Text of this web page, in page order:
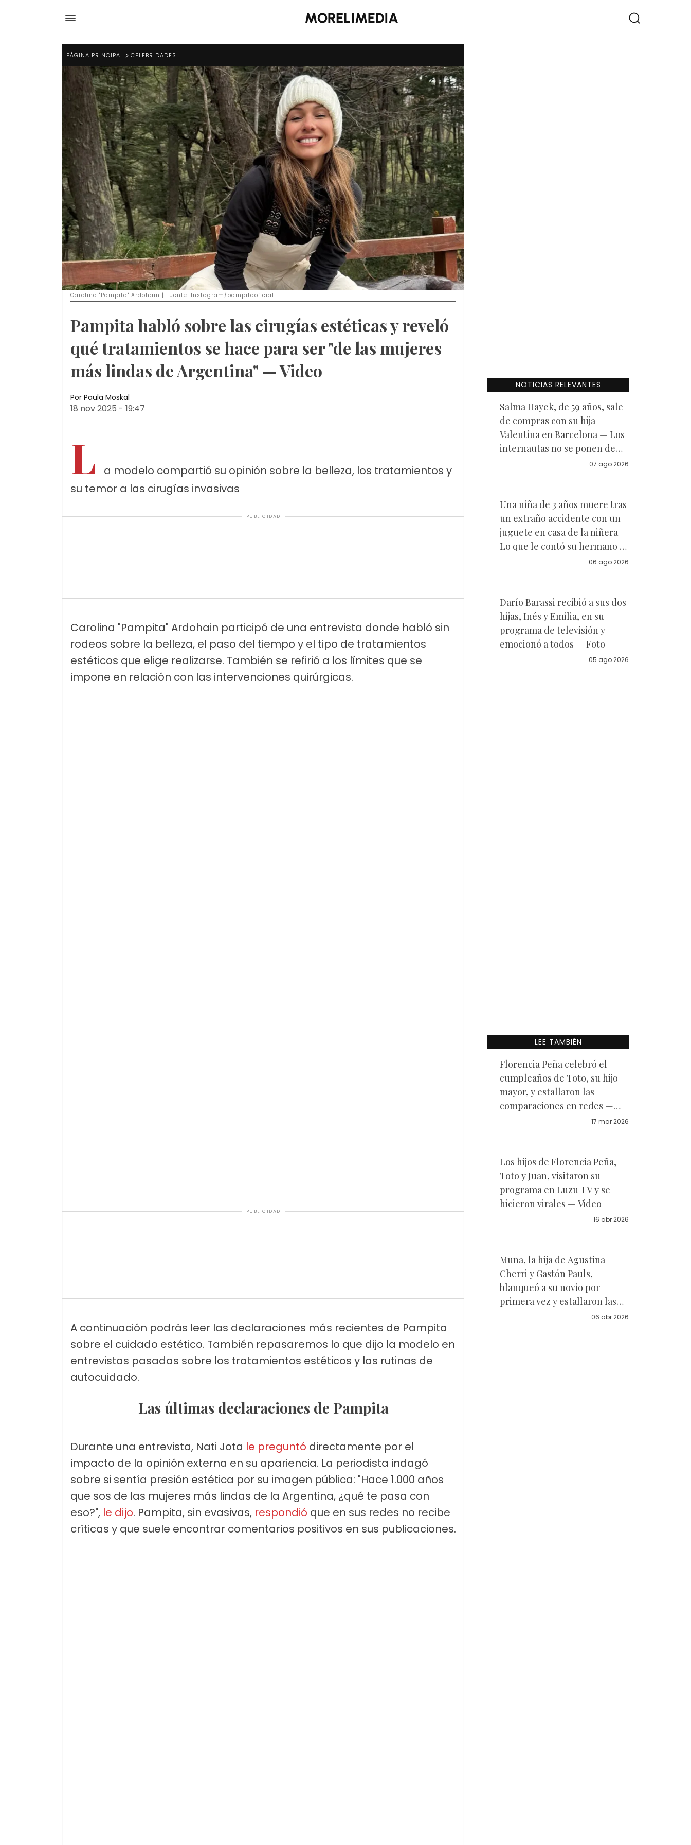
PÁGINA PRINCIPAL CELEBRIDADES
Carolina "Pampita" Ardohain | Fuente: Instagram/pampitaoficial
Pampita habló sobre las cirugías estéticas y reveló
qué tratamientos se hace para ser "de las mujeres
más lindas de Argentina" — Video
Por Paula Moskal
18 nov 2025 - 19:47
L
a modelo compartió su opinión sobre la belleza, los tratamientos y
su temor a las cirugías invasivas
PUBLICIDAD
Carolina "Pampita" Ardohain participó de una entrevista donde habló sin
rodeos sobre la belleza, el paso del tiempo y el tipo de tratamientos
estéticos que elige realizarse. También se refirió a los límites que se
impone en relación con las intervenciones quirúrgicas.
PUBLICIDAD
A continuación podrás leer las declaraciones más recientes de Pampita
sobre el cuidado estético. También repasaremos lo que dijo la modelo en
entrevistas pasadas sobre los tratamientos estéticos y las rutinas de
autocuidado.
Las últimas declaraciones de Pampita
Durante una entrevista, Nati Jota le preguntó directamente por el
impacto de la opinión externa en su apariencia. La periodista indagó
sobre si sentía presión estética por su imagen pública: "Hace 1.000 años
que sos de las mujeres más lindas de la Argentina, ¿qué te pasa con
eso?", le dijo. Pampita, sin evasivas, respondió que en sus redes no recibe
críticas y que suele encontrar comentarios positivos en sus publicaciones.
NOTICIAS RELEVANTES
Salma Hayek, de 59 años, sale
de compras con su hija
Valentina en Barcelona — Los
internautas no se ponen de
acuerdo sobre a quién se07 ago 2026
Una niña de 3 años muere tras
un extraño accidente con un
juguete en casa de la niñera —
Lo que le contó su hermano a
06 ago 2026
Darío Barassi recibió a sus dos
hijas, Inés y Emilia, en su
programa de televisión y
emocionó a todos — Foto
05 ago 2026
LEE TAMBIÉN
Florencia Peña celebró el
cumpleaños de Toto, su hijo
mayor, y estallaron las
comparaciones en redes —
17 mar 2026
Los hijos de Florencia Peña,
Toto y Juan, visitaron su
programa en Luzu TV y se
hicieron virales — Video
16 abr 2026
Muna, la hija de Agustina
Cherri y Gastón Pauls,
blanqueó a su novio por
primera vez y estallaron las
redes — La foto juntos06 abr 2026